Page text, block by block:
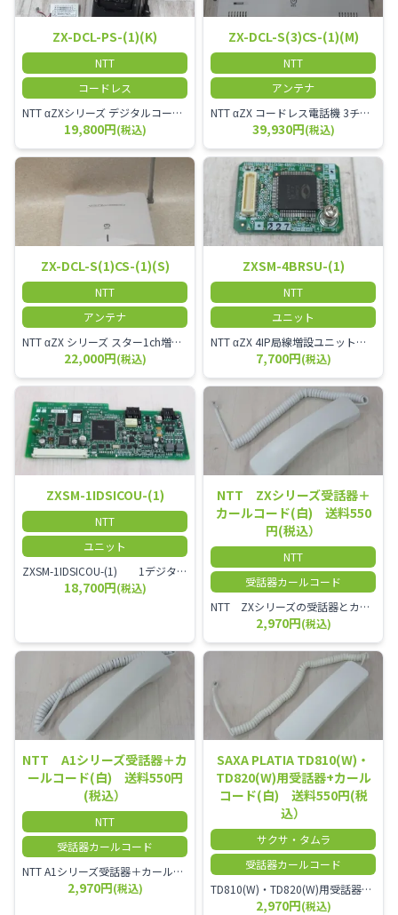
ZX-DCL-PS-(1)(K)
NTT
コードレス
NTT αZXシリーズ デジタルコードレス電話機（黒） 倉庫や工場など、オフィスから離れて仕事をする方に適しています。 コードレス単体では使用できないので、別途、専用の主装置及びアンテナが必要です。
19,800円(税込)
ZX-DCL-S(3)CS-(1)(M)
NTT
アンテナ
NTT αZX コードレス電話機 3チャンネル用 接続装置 マスター デジタルコードレス（ZX-DCL-PS等）の専用管理用アンテナです。
39,930円(税込)
ZX-DCL-S(1)CS-(1)(S)
NTT
アンテナ
NTT αZX シリーズ スター1ch増設接続装置 コードレス接続用アンテナ ZX-DCL-S1CS-1M ZX-DCL-PS等と組み合わせて使用します。 ZX-DCL-PSを複数台接続できますが同時に通話できるのは１台のみです。
22,000円(税込)
ZXSM-4BRSU-(1)
NTT
ユニット
NTT αZX 4IP局線増設ユニット ひかり電話オフィスタイプで4ch以上にしたい場合必要となるユニットです。
7,700円(税込)
ZXSM-1IDSICOU-(1)
NTT
ユニット
ZXSM-1IDSICOU-(1) 1デジタル局線ユニット
18,700円(税込)
NTT ZXシリーズ受話器＋
カールコード(白) 送料550
円(税込）
NTT
受話器カールコード
NTT ZXシリーズの受話器とカールコードセット／本商品は中古品となります。 写真では分かりにくいキズ・汚れなどの使用感があります。 経年変化で日焼けの色味が強くなる場合がございます。 予めご理解・ご了承頂きますようお願いいたします。
2,970円(税込)
NTT A1シリーズ受話器＋カ
ールコード(白) 送料550円
(税込）
NTT
受話器カールコード
NTT A1シリーズ受話器＋カールコード セット／本商品は中古品となります。 写真では分かりにくいキズ・汚れなどの使用感があります。 経年変化で日焼けの色味が強くなる場合がございます。 予めご理解・ご了承頂きますようお願いいたします。
2,970円(税込)
SAXA PLATIA TD810(W)・
TD820(W)用受話器+カール
コード(白) 送料550円(税
込）
サクサ・タムラ
受話器カールコード
TD810(W)・TD820(W)用受話器＋カールコード セット／本商品は中古品となります。 写真では分かりにくいキズ・汚れなどの使用感があります。 予めご理解・ご了承頂きますようお願いいたします。
2,970円(税込)